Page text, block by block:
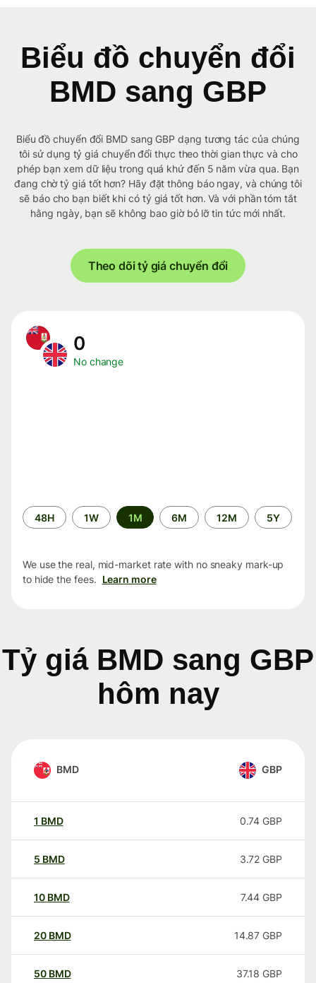
Biểu đồ chuyển đổi
BMD sang GBP
Biểu đồ chuyển đổi BMD sang GBP dạng tương tác của chúng
tôi sử dụng tỷ giá chuyển đổi thực theo thời gian thực và cho
phép bạn xem dữ liệu trong quá khứ đến 5 năm vừa qua. Bạn
đang chờ tỷ giá tốt hơn? Hãy đặt thông báo ngay, và chúng tôi
sẽ báo cho bạn biết khi có tỷ giá tốt hơn. Và với phần tóm tắt
hằng ngày, bạn sẽ không bao giờ bỏ lỡ tin tức mới nhất.
Theo dõi tỷ giá chuyển đổi
0
No change
Time
period
48H 1W 1M 6M 12M 5Y
We use the real, mid-market rate with no sneaky mark-up
to hide the fees. Learn more
Tỷ giá BMD sang GBP
hôm nay
BMD GBP
1 BMD 0.74 GBP
5 BMD 3.72 GBP
10 BMD 7.44 GBP
20 BMD 14.87 GBP
50 BMD 37.18 GBP